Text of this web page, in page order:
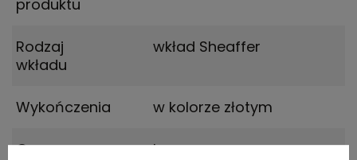
produktu
Rodzaj
wkładu
wkład Sheaffer
Wykończenia w kolorze złotym
Grupa
laser